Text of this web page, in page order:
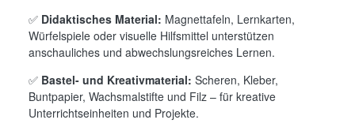
✅ Didaktisches Material: Magnettafeln, Lernkarten,
Würfelspiele oder visuelle Hilfsmittel unterstützen
anschauliches und abwechslungsreiches Lernen.
✅ Bastel- und Kreativmaterial: Scheren, Kleber,
Buntpapier, Wachsmalstifte und Filz – für kreative
Unterrichtseinheiten und Projekte.